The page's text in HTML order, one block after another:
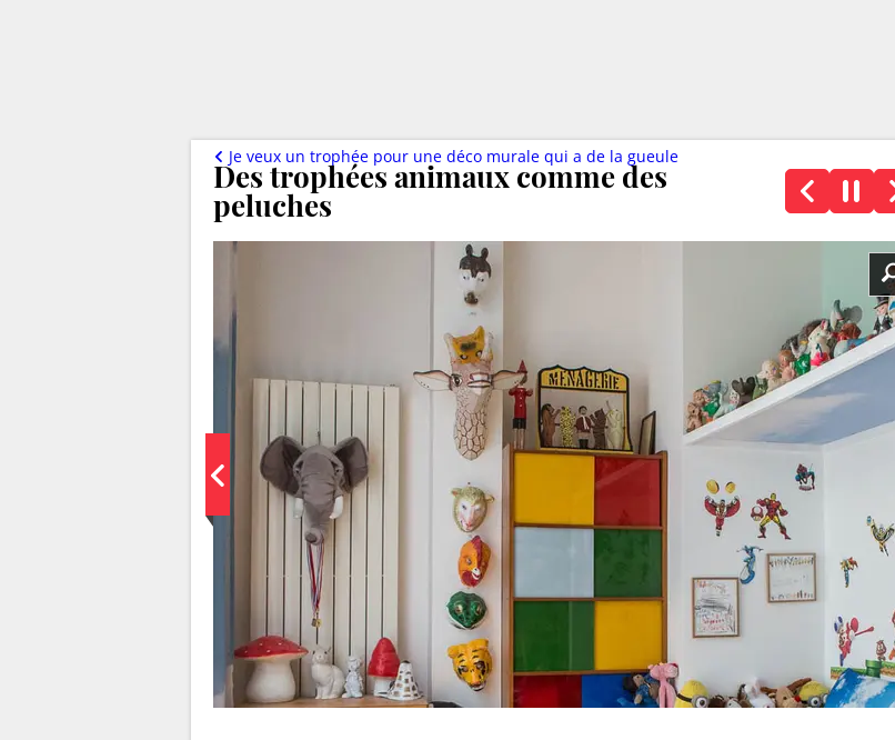
Des trophées animaux comme des
peluches
Je veux un trophée pour une déco murale qui a de la gueule